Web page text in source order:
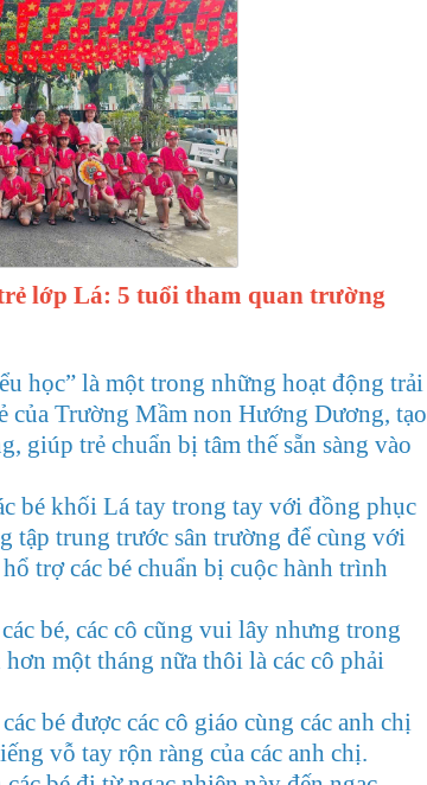
lớp Lá: 5 tuổi tham quan trường
học” là một trong những hoạt động trải
của Trường Mầm non Hướng Dương, tạo
giúp trẻ chuẩn bị tâm thế sẵn sàng vào
bé khối Lá tay trong tay với đồng phục
tập trung trước sân trường để cùng với
trợ các bé chuẩn bị cuộc hành trình
bé, các cô cũng vui lây nhưng trong
một tháng nữa thôi là các cô phải
bé được các cô giáo cùng các anh chị
vỗ tay rộn ràng của các anh chị.